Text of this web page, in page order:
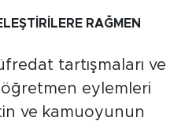
RAĞMEN
tartışmaları ve
eylemleri
ve kamuoyunun